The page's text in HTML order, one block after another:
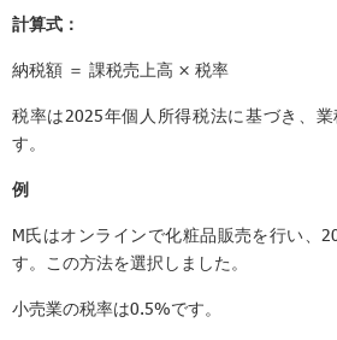
計算式：
納税額 ＝ 課税売上高 × 税率
税率は2025年個人所得税法に基づき、
す。
例
M氏はオンラインで化粧品販売を行い、
す。この方法を選択しました。
小売業の税率は0.5%です。